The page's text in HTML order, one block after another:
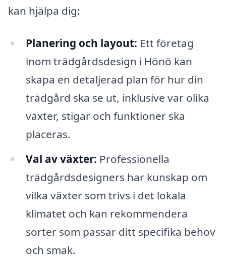
kan hjälpa dig:
Planering och layout: Ett företag
inom trädgårdsdesign i Hönö kan
skapa en detaljerad plan för hur din
trädgård ska se ut, inklusive var olika
växter, stigar och funktioner ska
placeras.
Val av växter: Professionella
trädgårdsdesigners har kunskap om
vilka växter som trivs i det lokala
klimatet och kan rekommendera
sorter som passar ditt specifika behov
och smak.